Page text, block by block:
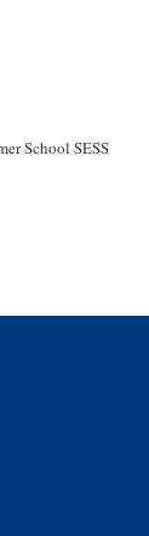
School SESS